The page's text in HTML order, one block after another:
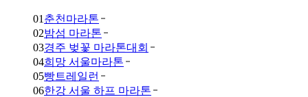
01 춘천마라톤
02밤섬 마라톤
03경주 벚꽃 마라톤대회
04희망 서울마라톤
05빵트레일런
06한강 서울 하프 마라톤